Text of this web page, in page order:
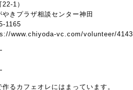
1）
きプラザ相談センター神田
1165
www.chiyoda-vc.com/volunteer/
るカフェオレにはまっています。